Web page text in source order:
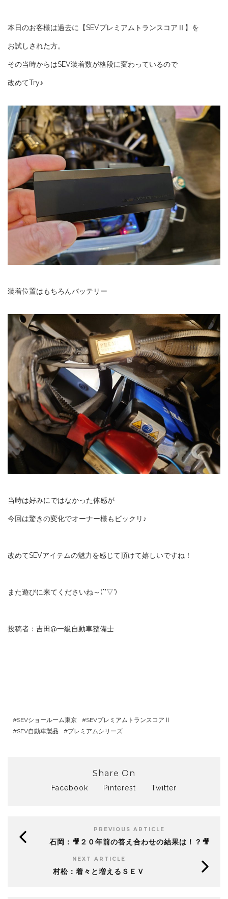
本日のお客様は過去に【SEVプレミアムトランスコアⅡ】を
お試しされた方。
その当時からはSEV装着数が格段に変わっているので
改めてTry♪
装着位置はもちろんバッテリー
当時は好みにではなかった体感が
今回は驚きの変化でオーナー様もビックリ♪
改めてSEVアイテムの魅力を感じて頂けて嬉しいですね！
また遊びに来てくださいね～(*’▽’)
投稿者：吉田@一級自動車整備士
SEVショールーム東京
SEVプレミアムトランスコアⅡ
SEV自動車製品
プレミアムシリーズ
Share On
Facebook Pinterest Twitter
PREVIOUS ARTICLE
石岡：🎥２０年前の答え合わせの結果は！？🎥
NEXT ARTICLE
村松：着々と増えるＳＥＶ